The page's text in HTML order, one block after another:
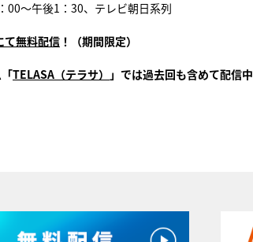
00～午後1：30、テレビ朝日系列
て無料配信 ！（期間限定）
TELASA（テラサ） 」では過去回も含めて配信中